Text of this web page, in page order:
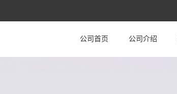
公司首页 公司介绍